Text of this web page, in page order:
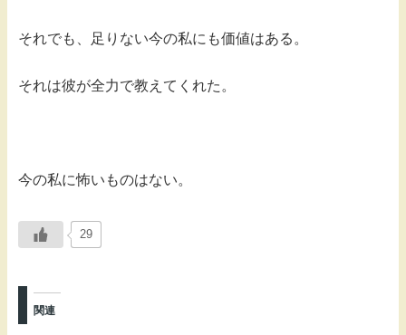
それでも、足りない今の私にも価値はある。
それは彼が全力で教えてくれた。
今の私に怖いものはない。
29
関連